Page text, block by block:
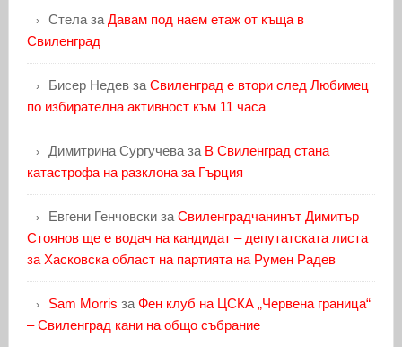
Стелаза Давам под наем етаж от къща в
Свиленград
Бисер Недевза Свиленград е втори след Любимец
по избирателна активност към 11 часа
Димитрина Сургучеваза В Свиленград стана
катастрофа на разклона за Гърция
Евгени Генчовскиза Свиленградчанинът Димитър
Стоянов ще е водач на кандидат – депутатската листа
за Хасковска област на партията на Румен Радев
Sam Morris за Фен клуб на ЦСКА „Червена граница“
– Свиленград кани на общо събрание